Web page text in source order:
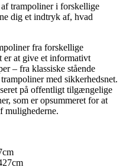
trampoliner i forskellige
dig et indtryk af, hvad
fra forskellige
er at give et informativt
– fra klassiske stående
med sikkerhedsnet.
på offentligt tilgængelige
som er opsummeret for at
mulighederne.